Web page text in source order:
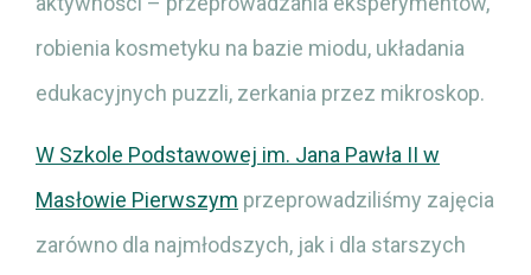
robienia kosmetyku na bazie miodu, układania
edukacyjnych puzzli, zerkania przez mikroskop.
W Szkole Podstawowej im. Jana Pawła II w
Masłowie Pierwszym przeprowadziliśmy zajęcia
zarówno dla najmłodszych, jak i dla starszych